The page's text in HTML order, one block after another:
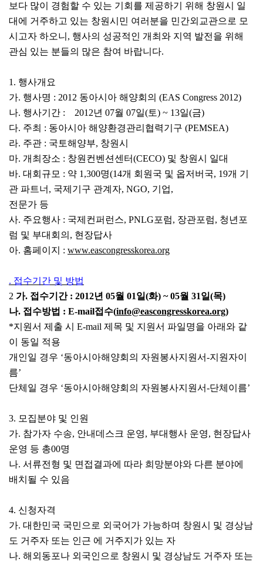
보다 많이 경험할 수 있는 기회를 제공하기 위해 창원시 일
대에 거주하고 있는 창원시민 여러분을 민간외교관으로 모
시고자 하오니, 행사의 성공적인 개최와 지역 발전을 위해
관심 있는 분들의 많은 참여 바랍니다.
1. 행사개요
가. 행사명 : 2012 동아시아 해양회의 (EAS Congress 2012)
나. 행사기간 : 2012년 07월 07일(토) ~ 13일(금)
다. 주최 : 동아시아 해양환경관리협력기구 (PEMSEA)
라. 주관 : 국토해양부, 창원시
마. 개최장소 : 창원컨벤션센터(CECO) 및 창원시 일대
바. 대회규모 : 약 1,300명(14개 회원국 및 옵저버국, 19개 기
관 파트너, 국제기구 관계자, NGO, 기업,
전문가 등
사. 주요행사 : 국제컨퍼런스, PNLG포럼, 장관포럼, 청년포
럼 및 부대회의, 현장답사
아. 홈페이지 : www.eascongresskorea.org
. 접수기간 및 방법
2 가. 접수기간 : 2012년 05월 01일(화) ~ 05월 31일(목)
나. 접수방법 : E-mail접수(info@eascongresskorea.org)
*지원서 제출 시 E-mail 제목 및 지원서 파일명을 아래와 같
이 동일 적용
개인일 경우 ‘동아시아해양회의 자원봉사지원서-지원자이
름’
단체일 경우 ‘동아시아해양회의 자원봉사지원서-단체이름’
3. 모집분야 및 인원
가. 참가자 수송, 안내데스크 운영, 부대행사 운영, 현장답사
운영 등 총00명
나. 서류전형 및 면접결과에 따라 희망분야와 다른 분야에
배치될 수 있음
4. 신청자격
가. 대한민국 국민으로 외국어가 가능하며 창원시 및 경상남
도 거주자 또는 인근 에 거주지가 있는 자
나. 해외동포나 외국인으로 창원시 및 경상남도 거주자 또는